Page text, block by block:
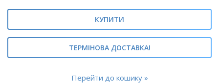
КУПИТИ
ТЕРМІНОВА ДОСТАВКА!
Перейти до кошику »